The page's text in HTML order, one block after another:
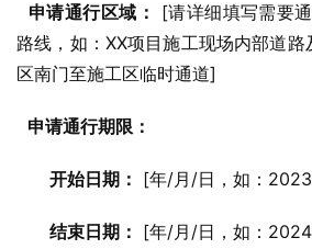
申请通行区域：
[请详细填写需要
路线，如：XX项目施工现场内部道
区南门至施工区临时通道]
申请通行期限：
开始日期： [年/月/日，如：
结束日期： [年/月/日，如：